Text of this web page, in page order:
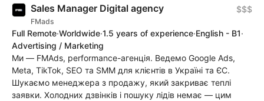
Sales Manager Digital agency
FMads
$$$
Full Remote·Worldwide·1.5 years of experience·English - B1·
Advertising / Marketing
Ми — FMAds, performance-агенція. Ведемо Google Ads,
Meta, TikTok, SEO та SMM для клієнтів в Україні та ЄС.
Шукаємо менеджера з продажу, який закриває теплі
заявки. Холодних дзвінків і пошуку лідів немає — цим